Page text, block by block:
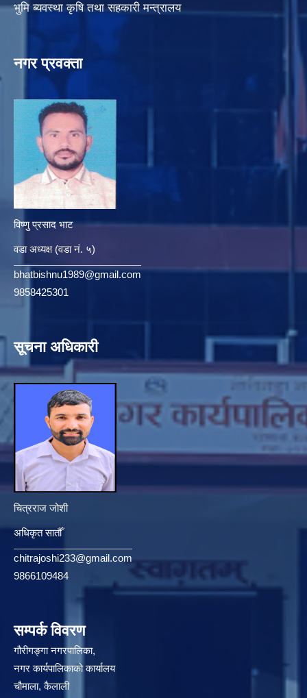
भुमि ब्यवस्था कृषि तथा सहकारी मन्त्रालय
नगर प्रवक्ता
विष्णु प्रसाद भाट
वडा अध्यक्ष (वडा नं. ५)
bhatbishnu1989@gmail.com
9858425301
सूचना अधिकारी
चित्रराज जोशी
अधिकृत सातौँ
chitrajoshi233@gmail.com
9866109484
सम्पर्क विवरण
गौरीगङ्गा नगरपालिका,
नगर कार्यपालिकाको कार्यालय
चौमाला, कैलाली